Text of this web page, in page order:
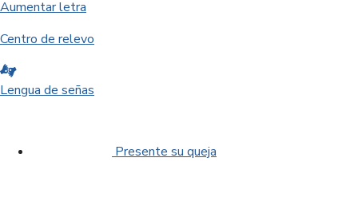
Aumentar letra
Centro de relevo
Lengua de señas
Presente su queja